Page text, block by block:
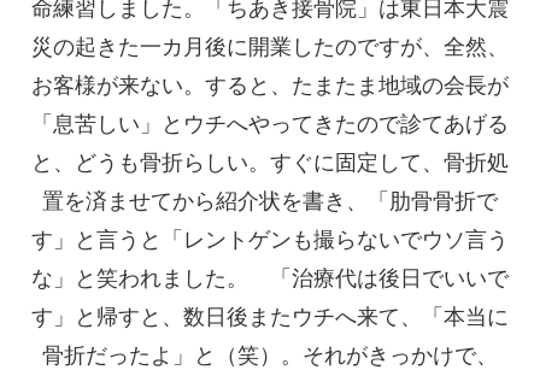
命練習しました。「ちあき接骨院」は東日本大震
災の起きた一カ月後に開業したのですが、全然、
お客様が来ない。すると、たまたま地域の会長が
「息苦しい」とウチへやってきたので診てあげる
と、どうも骨折らしい。すぐに固定して、骨折処
置を済ませてから紹介状を書き、「肋骨骨折で
す」と言うと「レントゲンも撮らないでウソ言う
な」と笑われました。 「治療代は後日でいいで
す」と帰すと、数日後またウチへ来て、「本当に
骨折だったよ」と（笑）。それがきっかけで、